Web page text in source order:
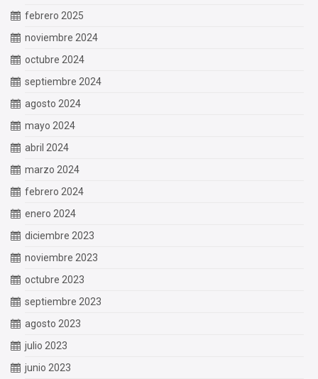
febrero 2025
noviembre 2024
octubre 2024
septiembre 2024
agosto 2024
mayo 2024
abril 2024
marzo 2024
febrero 2024
enero 2024
diciembre 2023
noviembre 2023
octubre 2023
septiembre 2023
agosto 2023
julio 2023
junio 2023